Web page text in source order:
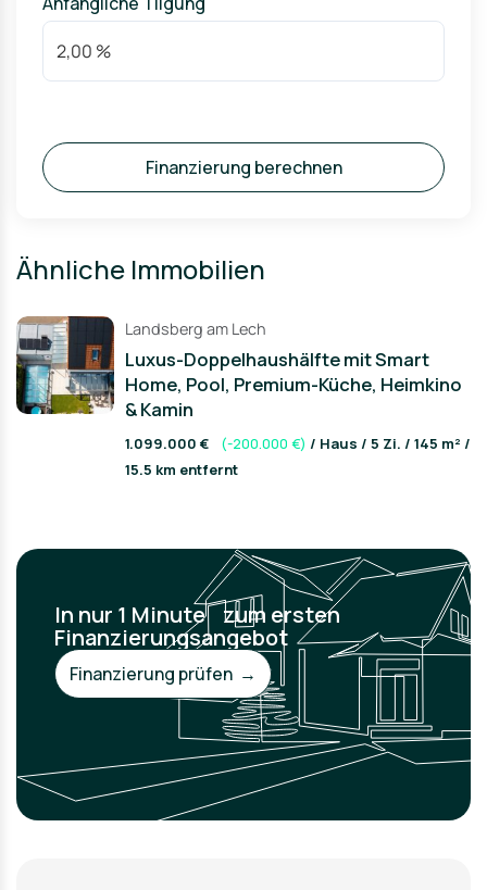
Finanzierung berechnen
Ähnliche Immobilien
Landsberg am Lech
Luxus-Doppelhaushälfte mit Smart
Home, Pool, Premium-Küche, Heimkino
& Kamin
1.099.000 € (-200.000 €) / Haus / 5 Zi. / 145 m² /
15.5 km entfernt
In nur 1 Minute zum ersten
Finanzierungsangebot
Finanzierung prüfen →